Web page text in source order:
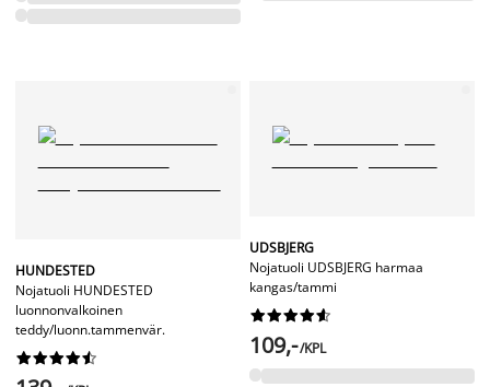
HUNDESTED
Nojatuoli HUNDESTED
luonnonvalkoinen
teddy/luonn.tammenvär.






UDSBJERG
Nojatuoli UDSBJERG harmaa
kangas/tammi






109,-/KPL